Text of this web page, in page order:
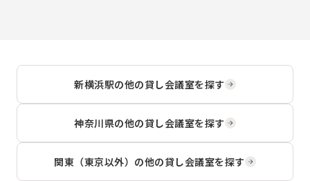
新横浜駅の他の貸し会議室を探す
神奈川県の他の貸し会議室を探す
関東（東京以外） の他の貸し会議室を探す